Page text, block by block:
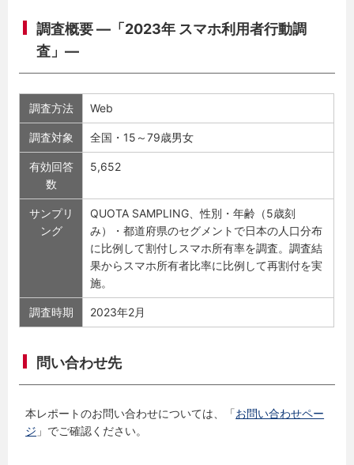
調査概要 ―「2023年 スマホ利用者行動調
査」―
調査方法 Web
調査対象 全国・15～79歳男女
有効回答
数
5,652
サンプリ
ング
QUOTA SAMPLING、性別・年齢（5歳刻
み）・都道府県のセグメントで日本の人口分布
に比例して割付しスマホ所有率を調査。調査結
果からスマホ所有者比率に比例して再割付を実
施。
調査時期 2023年2月
問い合わせ先
本レポートのお問い合わせについては、「お問い合わせペー
ジ 」でご確認ください。